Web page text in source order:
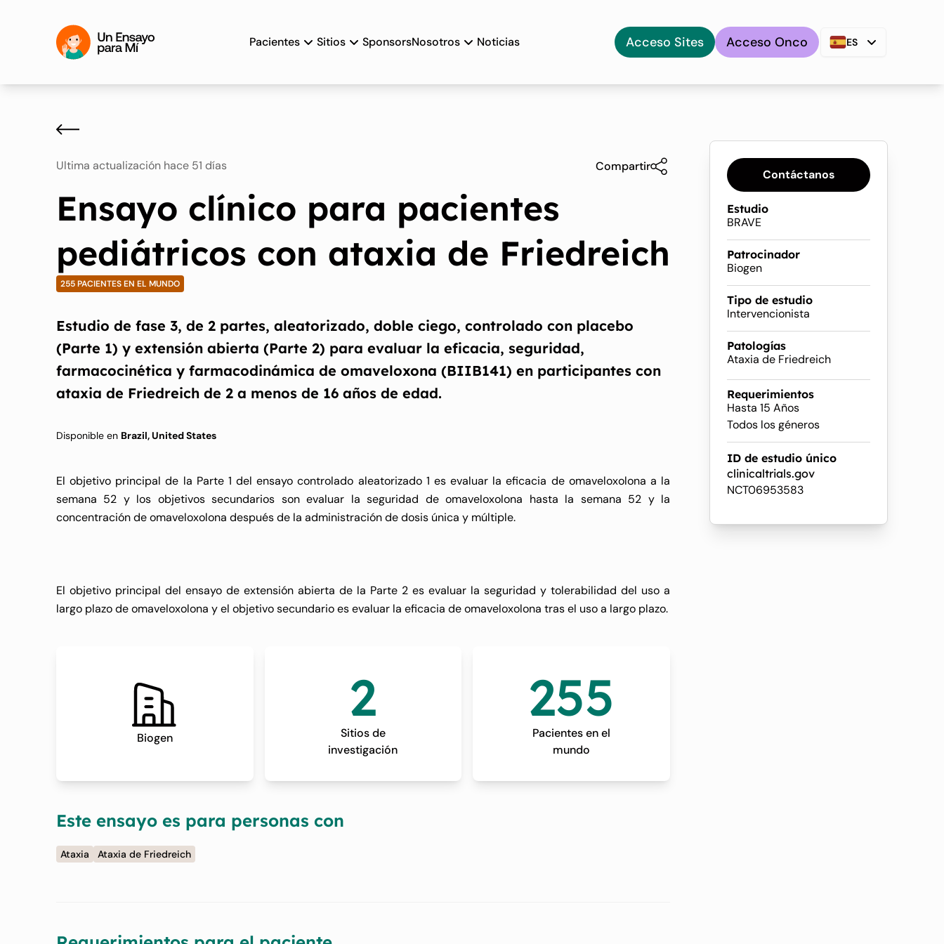
Pacientes Sitios SponsorsNosotros Noticias Acceso Sites Acceso Onco ES
Ultima actualización hace 51 días Compartir
Ensayo clínico para pacientes
pediátricos con ataxia de Friedreich
255 PACIENTES EN EL MUNDO
Estudio de fase 3, de 2 partes, aleatorizado, doble ciego, controlado con placebo
(Parte 1) y extensión abierta (Parte 2) para evaluar la eficacia, seguridad,
farmacocinética y farmacodinámica de omaveloxona (BIIB141) en participantes con
ataxia de Friedreich de 2 a menos de 16 años de edad.
Disponible en Brazil, United States
El objetivo principal de la Parte 1 del ensayo controlado aleatorizado 1 es evaluar la eficacia de omaveloxolona a la
semana 52 y los objetivos secundarios son evaluar la seguridad de omaveloxolona hasta la semana 52 y la
concentración de omaveloxolona después de la administración de dosis única y múltiple.
El objetivo principal del ensayo de extensión abierta de la Parte 2 es evaluar la seguridad y tolerabilidad del uso a
largo plazo de omaveloxolona y el objetivo secundario es evaluar la eficacia de omaveloxolona tras el uso a largo plazo.
Biogen
2
Sitios de
investigación
255
Pacientes en el
mundo
Este ensayo es para personas con
Ataxia Ataxia de Friedreich
Contáctanos
Estudio
BRAVE
Patrocinador
Biogen
Tipo de estudio
Intervencionista
Patologías
Ataxia de Friedreich
Requerimientos
Hasta 15 Años
Todos los géneros
ID de estudio único
clinicaltrials.gov
NCT06953583